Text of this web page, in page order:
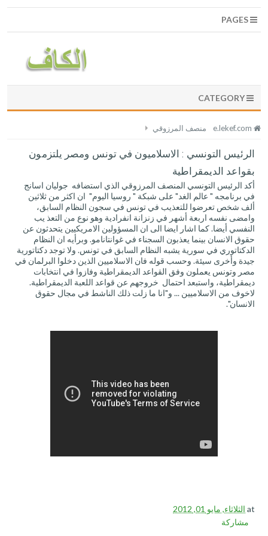
CATEGORY
منصف المرزوقي
الرئيس التونسي : الاسلاميون في تونس ومصر يلتزمون
بقواعد الديمقراطية
أكد الرئيس التونسي المنصف المرزوقي الذي استضافه جوليان اسانج
في برنامجه " عالم الغد" على شبكة " روسيا اليوم" ان اكثر من ثلاثين
ألف شخص تعرضوا للتعذيب في تونس في سجون النظام السابق،
وامضى نفسه اربعة أشهر في زنزانة انفرادية وهو نوع من التعذ يب
النفسي أيضا. كما اشار ايضا الى ان المسؤولين الامريكيين يتحدثون عن
حقوق الانسان بينما يعذبون السجناء في غوانتانامو. وبرأيه ان النظام
الدكتاتوري في سورية يشبه النظام السابق في تونس. ولا توجد دكتاتورية
جيدة وأخرى سيئة. وحسب قوله فان الاسلاميين الذين دخلوا البرلمان في
مصر وتونس يعملون وفق القواعد الديمقراطية وفازوا في انتخابات
ديمقراطية، واستبعد احتمال خروجهم عن قواعد اللعبة الديمقراطية.
لاخوف من الاسلاميين ... و"انا ما زلت ذلك الناشط في مجال حقوق
الانسان".
at الثلاثاء, مايو 01, 2012
مشاركة